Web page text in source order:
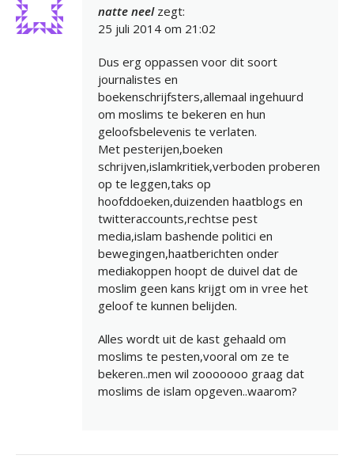
natte neel zegt:
25 juli 2014 om 21:02
Dus erg oppassen voor dit soort
journalistes en
boekenschrijfsters,allemaal ingehuurd
om moslims te bekeren en hun
geloofsbelevenis te verlaten.
Met pesterijen,boeken
schrijven,islamkritiek,verboden proberen
op te leggen,taks op
hoofddoeken,duizenden haatblogs en
twitteraccounts,rechtse pest
media,islam bashende politici en
bewegingen,haatberichten onder
mediakoppen hoopt de duivel dat de
moslim geen kans krijgt om in vree het
geloof te kunnen belijden.
Alles wordt uit de kast gehaald om
moslims te pesten,vooral om ze te
bekeren..men wil zooooooo graag dat
moslims de islam opgeven..waarom?